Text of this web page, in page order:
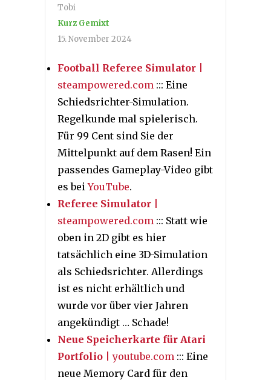
Tobi
Kurz Gemixt
15. November 2024
Football Referee Simulator
steampowered.com ::: Eine
Schiedsrichter-Simulation.
Regelkunde mal spielerisch.
Für 99 Cent sind Sie der
Mittelpunkt auf dem Rasen! Ein
passendes Gameplay-Video gibt
es beiYouTube.
Referee Simulator
steampowered.com ::: Statt wie
oben in 2D gibt es hier
tatsächlich eine 3D-Simulation
als Schiedsrichter. Allerdings
ist es nicht erhältlich und
wurde vor über vier Jahren
angekündigt … Schade!
Neue Speicherkarte für Atari
Portfolio | youtube.com ::: Eine
neue Memory Card für den